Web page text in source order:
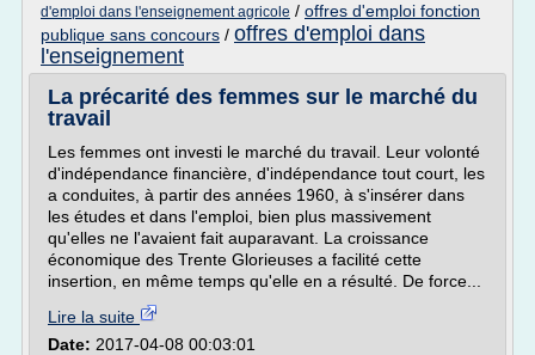
d'emploi dans l'enseignement agricole / offres d'emploi fonction
publique sans concours / offres d'emploi dans
l'enseignement
La précarité des femmes sur le marché du
travail
Les femmes ont investi le marché du travail. Leur volonté
d'indépendance financière, d'indépendance tout court, les
a conduites, à partir des années 1960, à s'insérer dans
les études et dans l'emploi, bien plus massivement
qu'elles ne l'avaient fait auparavant. La croissance
économique des Trente Glorieuses a facilité cette
insertion, en même temps qu'elle en a résulté. De force...
Lire la suite
Date: 2017-04-08 00:03:01